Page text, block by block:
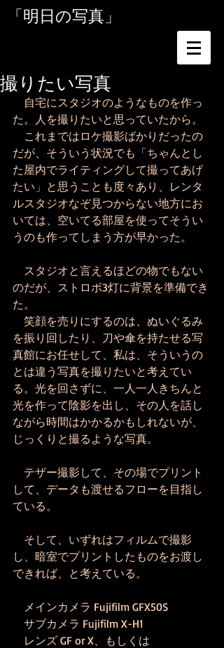
「明日の写真」
撮りたい写真
自宅にスタジオのようなものを作っ
た。人を撮りたいと思っていたから。
これまではロケ撮影ばかりだったの
だが、そういう状況でも「ちゃんとし
た屋内でライティングして撮ってあげ
たい」と思うことも度々あり、レンタ
ルスタジオなぞ見つからない地方にお
いては、空いてる部屋を使ってそうい
うのも作ってしまう方が早かった。
スタジオと言えるほどの物でもない
のだが、ストロボ3灯に背景を準備でき
た。
笑顔を売りにするのは、ぬいぐるみ
を振り回したり、刀や傘を持たせる写
真館にお任せして、私は、そういうの
とは違う写真を撮りたいと考えてい
る。光を回さずに、一人一人きちんと
光を作って陰影を出し、その人を話し
ながら時間はかかるかもしれないが、
じっくりと撮るような写真。
テザー撮影して、その場でプリント
して、データも渡せるフローを目指し
ている。
そして、いずれはフィルムで撮影
し、暗室でプリントしたものをお渡し
できれば、と考えている。
メインカメラ Fujifilm GFX50S
サブカメラ Fujifilm X-H1
レンズ GF or X、もしくは